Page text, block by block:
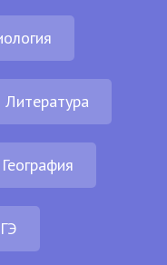
Литература
География